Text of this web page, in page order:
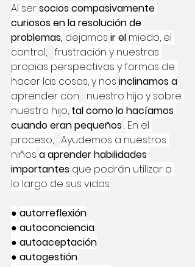
Al sersocios compasivamente
curiosos en la resolución de
problemas, dejamos ir el miedo, el
control, frustración y nuestras
propias perspectivas y formas de
hacer las cosas, y nos inclinamos a
aprender con
nuestro hijo y sobre
nuestro hijo, tal como lo hacíamos
cuando eran pequeños. En el
proceso, Ayudemos a nuestros
niños a aprender habilidades
importantes que podrán utilizar a
lo largo de sus vidas:
● autorreflexión
● autoconciencia
● autoaceptación
● autogestión